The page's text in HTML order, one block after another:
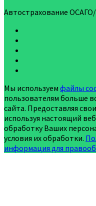
Автострахование
Мы используем файлы
пользователям больше
сайта. Предоставляя
используя настоящий
обработку Ваших
условия их обработки.
информация для